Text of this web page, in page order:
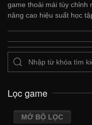
game thoải mái tùy chỉnh
nâng cao hiệu suất học
Lọc game
MỞ BỘ LỌC